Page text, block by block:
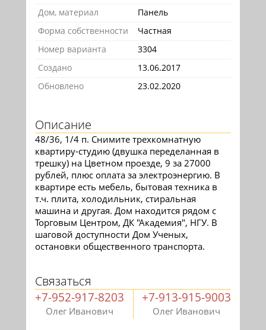
Дом, материал
Панель
Форма собственности
Частная
Номер варианта
3304
Создано
13.06.2017
Обновлено
23.02.2020
Описание
48/36, 1/4 п. Снимите трехкомнатную
квартиру-студию (двушка переделанная в
трешку) на Цветном проезде, 9 за 27000
рублей, плюс оплата за электроэнергию. В
квартире есть мебель, бытовая техника в
т.ч. плита, холодильник, стиральная
машина и другая. Дом находится рядом с
Торговым Центром, ДК "Академия", НГУ. В
шаговой доступности Дом Ученых,
остановки общественного транспорта.
Связаться
+7-952-917-8203
Олег Иванович
+7-913-915-9003
Олег Иванович